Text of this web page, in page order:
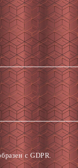
с GDPR.